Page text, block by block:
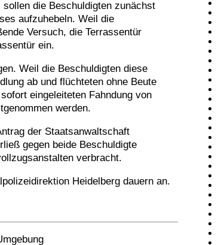
die Beschuldigten zunächst
aufzuhebeln. Weil die
Versuch, die Terrassentür
ein.
Weil die Beschuldigten diese
ab und flüchteten ohne Beute
eingeleiteten Fahndung von
werden.
der Staatsanwaltschaft
gegen beide Beschuldigte
verbracht.
Heidelberg dauern an.